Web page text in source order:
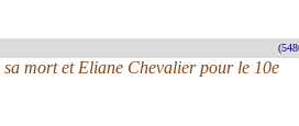
mort et Eliane Chevalier pour le 10e